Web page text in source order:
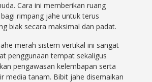
Cara ini memberikan ruang
rimpang jahe untuk terus
biak secara maksimal dan padat.
merah sistem vertikal ini sangat
penggunaan tempat sekaligus
pengawasan kelembapan serta
media tanam. Bibit jahe disemaikan